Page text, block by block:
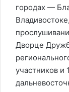
городах —
Дворце
участников и